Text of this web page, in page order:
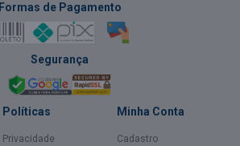
Formas de Pagamento
Segurança
Políticas
Privacidade
Minha Conta
Cadastro